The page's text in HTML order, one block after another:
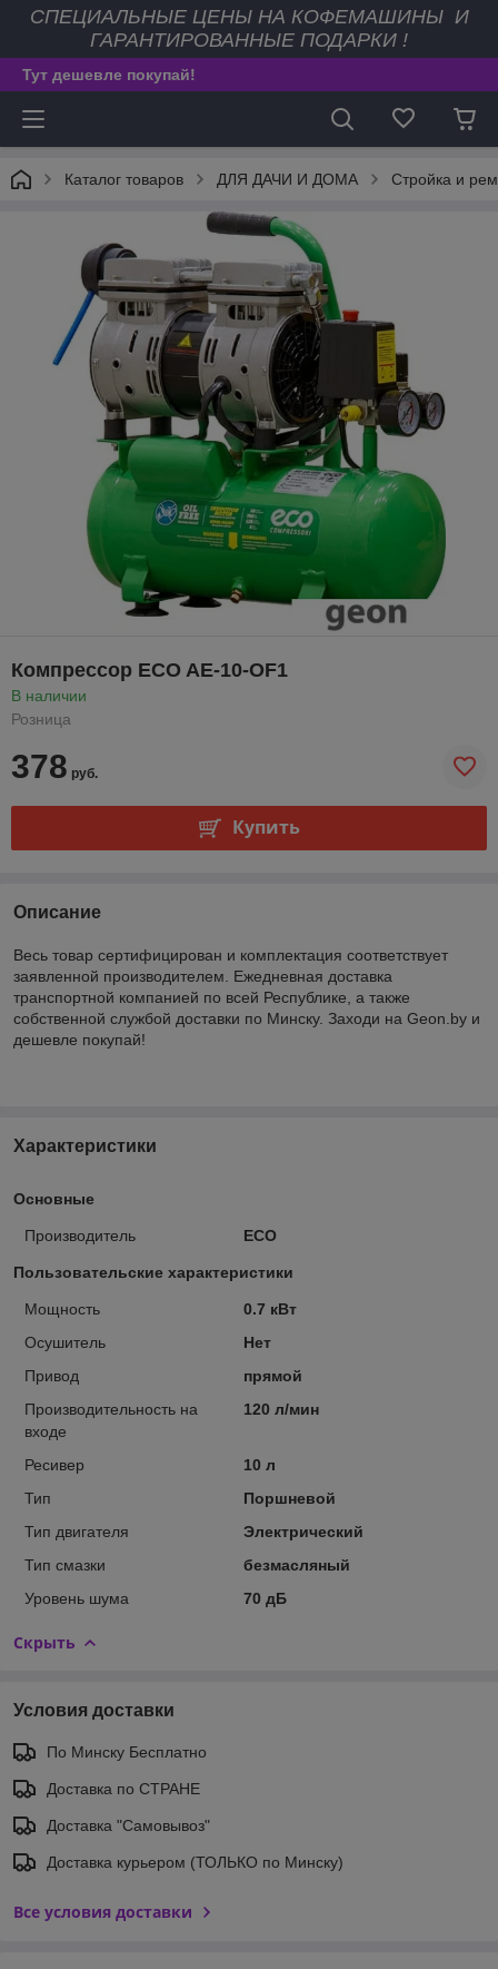
СПЕЦИАЛЬНЫЕ ЦЕНЫ НА КОФЕМАШИНЫ И
ГАРАНТИРОВАННЫЕ ПОДАРКИ !
Тут дешевле покупай!
Каталог товаров ДЛЯ ДАЧИ И ДОМА Стройка и
Компрессор ECO AE-10-OF1
В наличии
Розница
378 руб.
Купить
Описание
Весь товар сертифицирован и комплектация соответствует
заявленной производителем. Ежедневная доставка
транспортной компанией по всей Республике, а также
собственной службой доставки по Минску. Заходи на Geon.by и
дешевле покупай!
Характеристики
Основные
Производитель ECO
Пользовательские характеристики
Мощность
0.7 кВт
Осушитель
Нет
Привод
прямой
Производительность на
входе
120 л/мин
Ресивер
10 л
Тип
Поршневой
Тип двигателя
Электрический
Тип смазки
безмасляный
Уровень шума
70 дБ
Скрыть
Условия доставки
По Минску Бесплатно
Доставка по СТРАНЕ
Доставка "Самовывоз"
Доставка курьером (ТОЛЬКО по Минску)
Все условия доставки